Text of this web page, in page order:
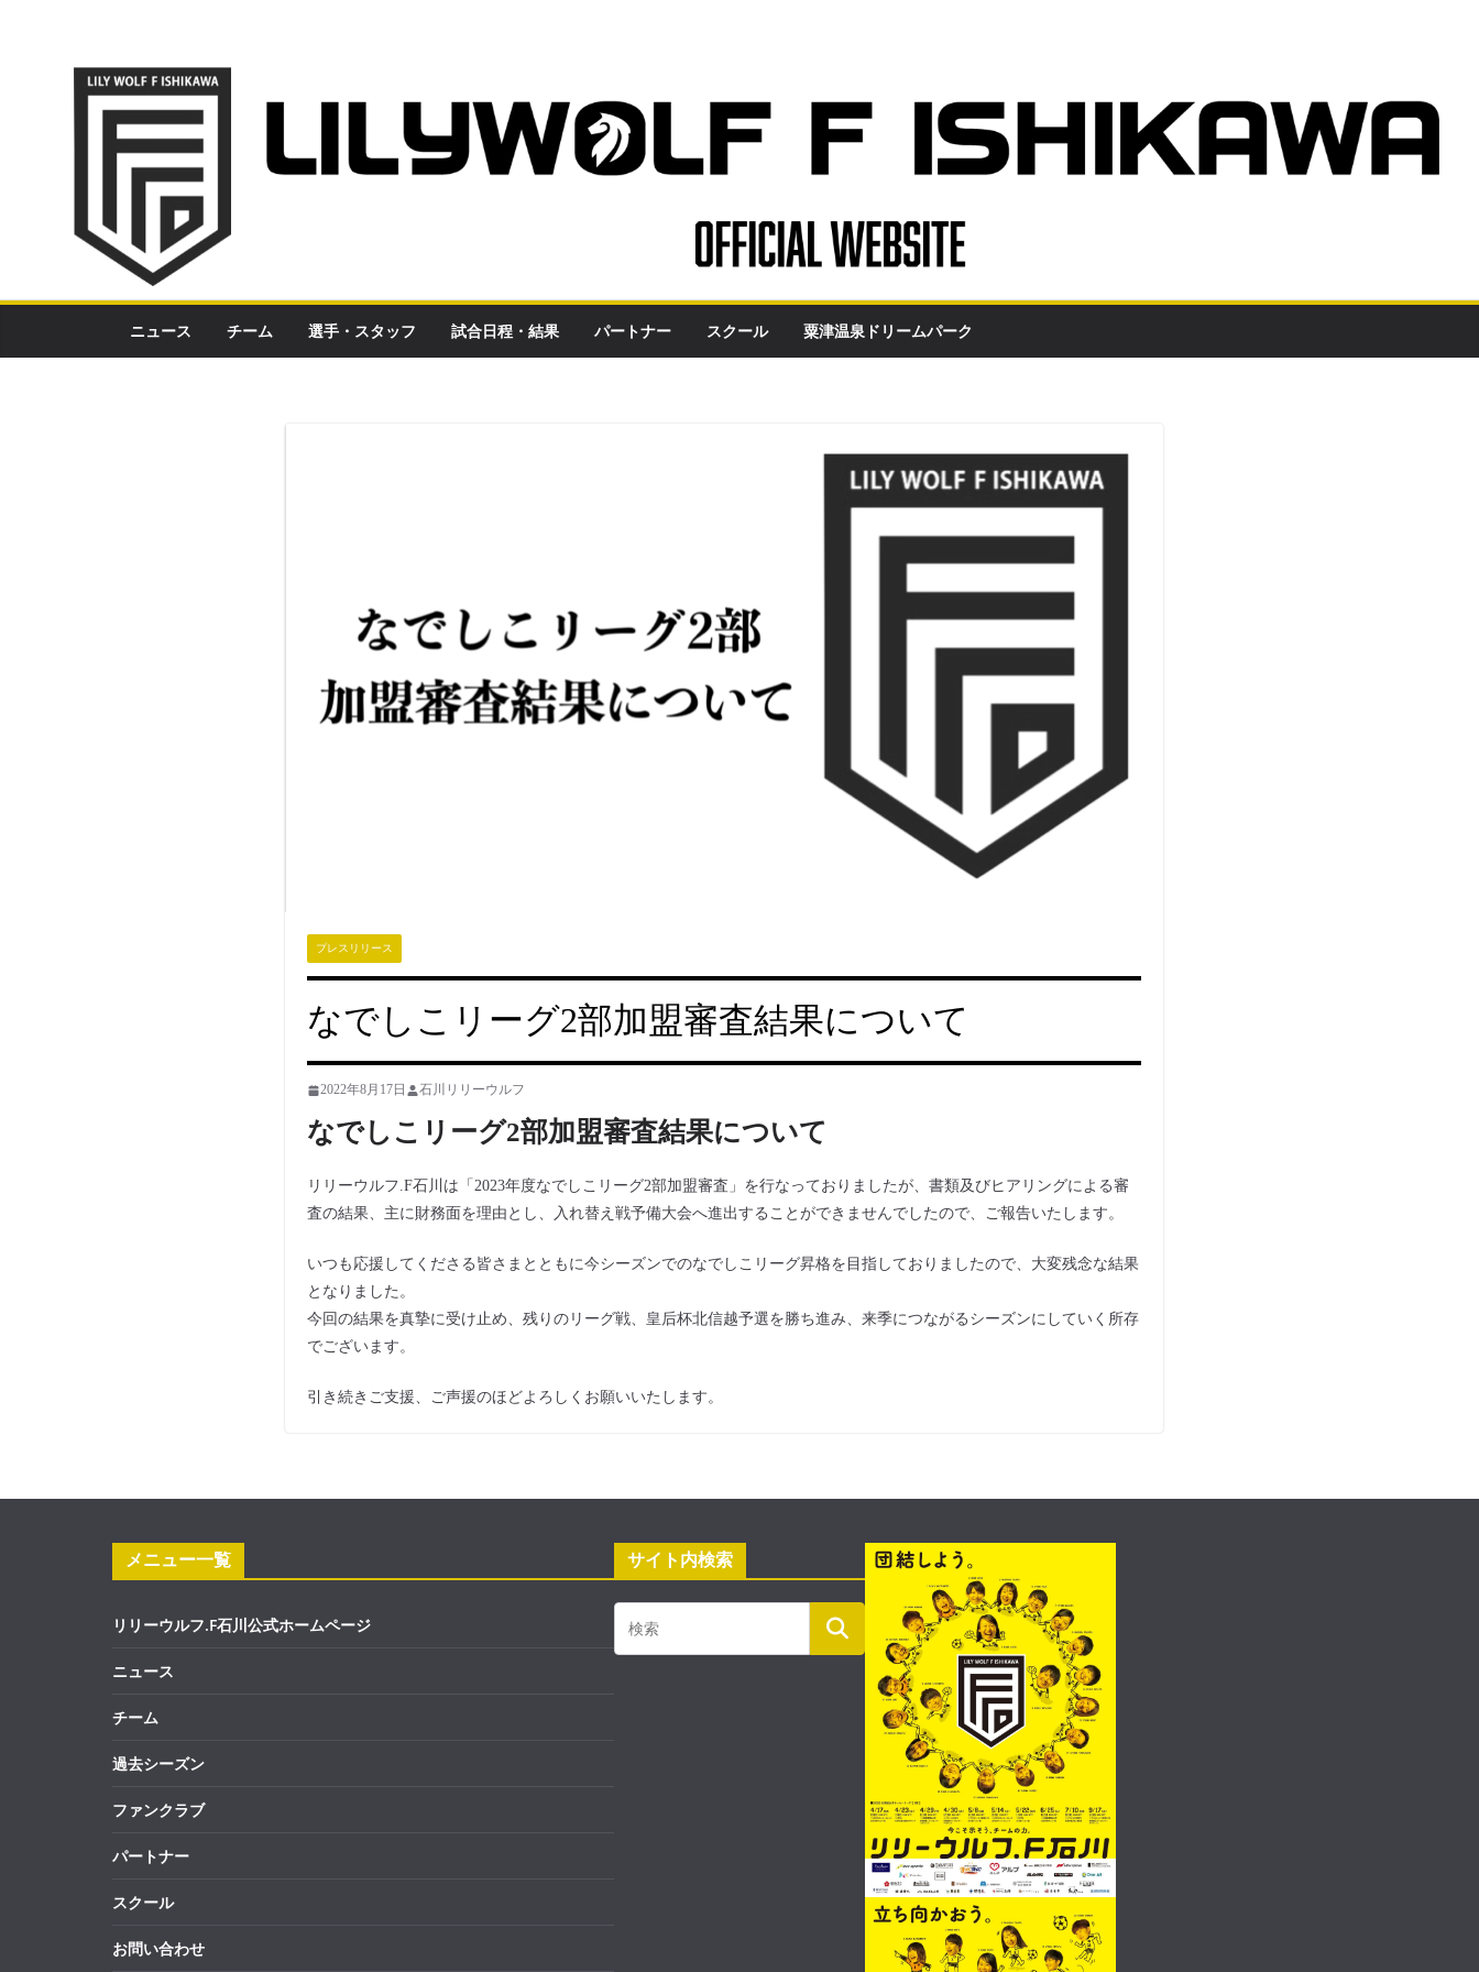
ニュース チーム 選手・スタッフ 試合日程・結果 パートナー スクール 粟津温泉ドリームパーク
プレスリリース
なでしこリーグ2部加盟審査結果について
2022年8月17日 石川リリーウルフ
なでしこリーグ2部加盟審査結果について
リリーウルフ.F石川は「2023年度なでしこリーグ2部加盟審査」を行なっておりましたが、書類及びヒアリングによる審
査の結果、主に財務面を理由とし、入れ替え戦予備大会へ進出することができませんでしたので、ご報告いたします。
いつも応援してくださる皆さまとともに今シーズンでのなでしこリーグ昇格を目指しておりましたので、大変残念な結果
となりました。
今回の結果を真摯に受け止め、残りのリーグ戦、皇后杯北信越予選を勝ち進み、来季につながるシーズンにしていく所存
でございます。
引き続きご支援、ご声援のほどよろしくお願いいたします。
メニュー一覧
リリーウルフ.F石川公式ホームページ
ニュース
チーム
過去シーズン
ファンクラブ
パートナー
スクール
お問い合わせ
サイト内検索